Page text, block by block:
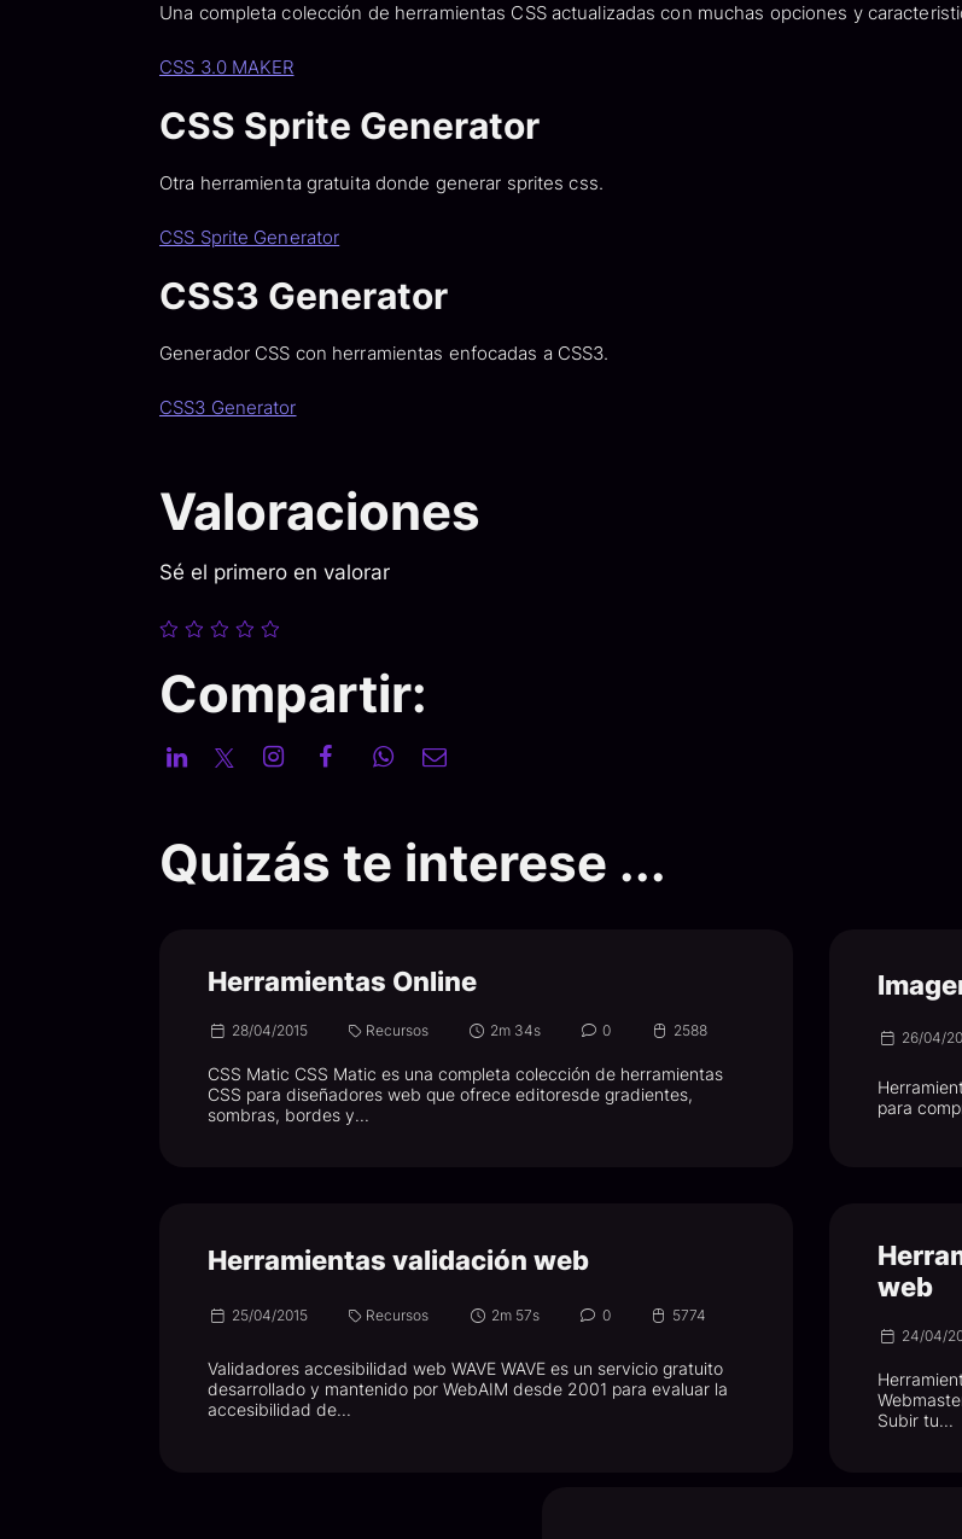
Una completa colección de herramientas CSS actualizadas con muchas opciones y
CSS 3.0 MAKER
CSS Sprite Generator
Otra herramienta gratuita donde generar sprites css.
CSS Sprite Generator
CSS3 Generator
Generador CSS con herramientas enfocadas a CSS3.
CSS3 Generator
Valoraciones
Sé el primero en valorar
Compartir:
Quizás te interese ...
Herramientas Online
28/04/2015 Recursos 2m 34s 0 2588
CSS Matic CSS Matic es una completa colección de herramientas
CSS para diseñadores web que ofrece editoresde gradientes,
sombras, bordes y...
26/04/
para
Herramientas validación web
25/04/2015 Recursos 2m 57s 0 5774
Validadores accesibilidad web WAVE WAVE es un servicio gratuito
desarrollado y mantenido por WebAIM desde 2001 para evaluar la
accesibilidad de...
web
24/04/
Subir tu...